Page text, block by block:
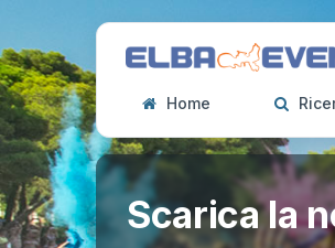
Home
Scarica la